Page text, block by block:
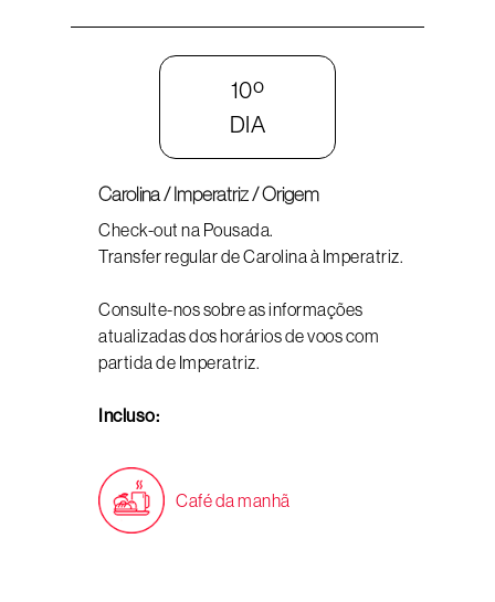
10º
DIA
Carolina / Imperatriz / Origem
Check-out na Pousada.
Transfer regular de Carolina à Imperatriz.
Consulte-nos sobre as informações
atualizadas dos horários de voos com
partida de Imperatriz.
Incluso:
Café da manhã